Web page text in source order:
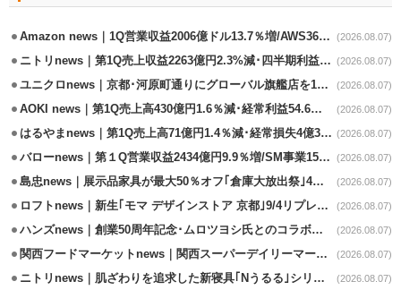
Amazon news｜1Q営業収益2006億ドル13.7％増/AWS36.8％％増が貢献 (2026.08.07)
ニトリnews｜第1Q売上収益2263億円2.3%減･四半期利益1.4％減 (2026.08.07)
ユニクロnews｜京都･河原町通りにグローバル旗艦店を11/6開設 (2026.08.07)
AOKI news｜第1Q売上高430億円1.6％減･経常利益54.6％減 (2026.08.07)
はるやまnews｜第1Q売上高71億円1.4％減･経常損失4億3800万円 (2026.08.07)
バローnews｜第１Q営業収益2434億円9.9％増/SM事業15.5％増と絶好調 (2026.08.07)
島忠news｜展示品家具が最大50％オフ｢倉庫大放出祭｣4店舗限定で開催 (2026.08.07)
ロフトnews｜新生｢モマ デザインストア 京都｣9/4リプレイスオープン (2026.08.07)
ハンズnews｜創業50周年記念･ムロツヨシ氏とのコラボ企画｢ムロハンズ｣開催 (2026.08.07)
関西フードマーケットnews｜関西スーパーデイリーマート蒲生店8/7改装 (2026.08.07)
ニトリnews｜肌ざわりを追求した新寝具｢Nうるる｣シリーズを発売 (2026.08.07)